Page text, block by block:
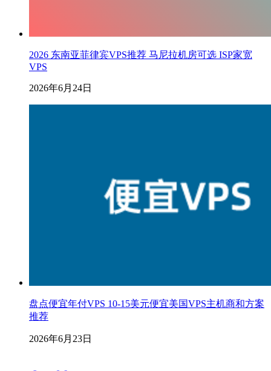
2026 东南亚菲律宾VPS推荐 马尼拉机房可选 ISP家宽
VPS
2026年6月24日
盘点便宜年付VPS 10-15美元便宜美国VPS主机商和方案
推荐
2026年6月23日